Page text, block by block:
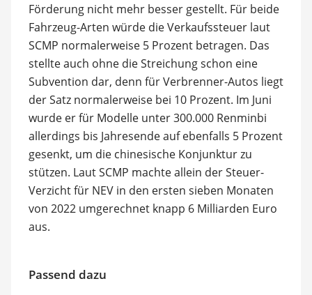
Förderung nicht mehr besser gestellt. Für beide
Fahrzeug-Arten würde die Verkaufssteuer laut
SCMP normalerweise 5 Prozent betragen. Das
stellte auch ohne die Streichung schon eine
Subvention dar, denn für Verbrenner-Autos liegt
der Satz normalerweise bei 10 Prozent. Im Juni
wurde er für Modelle unter 300.000 Renminbi
allerdings bis Jahresende auf ebenfalls 5 Prozent
gesenkt, um die chinesische Konjunktur zu
stützen. Laut SCMP machte allein der Steuer-
Verzicht für NEV in den ersten sieben Monaten
von 2022 umgerechnet knapp 6 Milliarden Euro
aus.
Passend dazu